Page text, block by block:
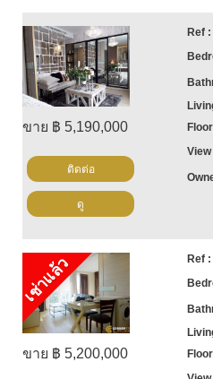
ขาย ฿ 5,190,000
ติดต่อ
ดู
เช่าแล้ว
ขาย ฿ 5,200,000